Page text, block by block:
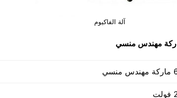
آلة الفاكيوم